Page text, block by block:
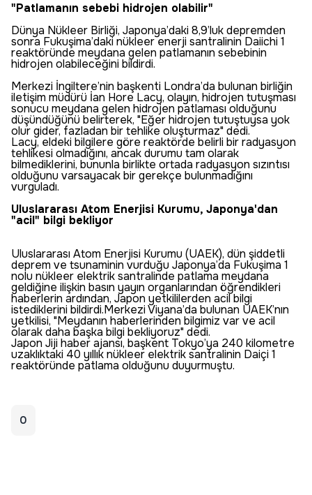
"Patlamanın sebebi hidrojen olabilir"
Dünya Nükleer Birliği, Japonya’daki 8,9’luk depremden
sonra Fukuşima’daki nükleer enerji santralinin Daiichi 1
reaktöründe meydana gelen patlamanın sebebinin
hidrojen olabileceğini bildirdi.
Merkezi İngiltere’nin başkenti Londra’da bulunan birliğin
iletişim müdürü İan Hore Lacy, olayın, hidrojen tutuşması
sonucu meydana gelen hidrojen patlaması olduğunu
düşündüğünü belirterek, "Eğer hidrojen tutuştuysa yok
olur gider, fazladan bir tehlike oluşturmaz" dedi.
Lacy, eldeki bilgilere göre reaktörde belirli bir radyasyon
tehlikesi olmadığını, ancak durumu tam olarak
bilmediklerini, bununla birlikte ortada radyasyon sızıntısı
olduğunu varsayacak bir gerekçe bulunmadığını
vurguladı.
Uluslararası Atom Enerjisi Kurumu, Japonya'dan
"acil" bilgi bekliyor
Uluslararası Atom Enerjisi Kurumu (UAEK), dün şiddetli
deprem ve tsunaminin vurduğu Japonya’da Fukuşima 1
nolu nükleer elektrik santralinde patlama meydana
geldiğine ilişkin basın yayın organlarından öğrendikleri
haberlerin ardından, Japon yetkililerden acil bilgi
istediklerini bildirdi.Merkezi Viyana’da bulunan UAEK’nın
yetkilisi, "Meydanın haberlerinden bilgimiz var ve acil
olarak daha başka bilgi bekliyoruz" dedi.
Japon Jiji haber ajansı, başkent Tokyo’ya 240 kilometre
uzaklıktaki 40 yıllık nükleer elektrik santralinin Daiçi 1
reaktöründe patlama olduğunu duyurmuştu.
0